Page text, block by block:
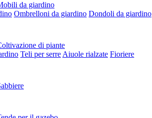
da giardino
Ombrelloni da giardino Dondoli da giardino
di piante
Teli per serre Aiuole rialzate Fioriere